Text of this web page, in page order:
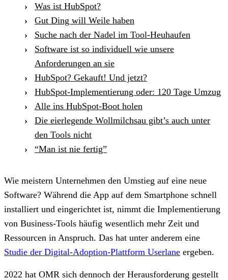
Was ist HubSpot?
Gut Ding will Weile haben
Suche nach der Nadel im Tool-Heuhaufen
Software ist so individuell wie unsere
Anforderungen an sie
HubSpot? Gekauft! Und jetzt?
HubSpot-Implementierung oder: 120 Tage Umzug
Alle ins HubSpot-Boot holen
Die eierlegende Wollmilchsau gibt’s auch unter
den Tools nicht
“Man ist nie fertig”
Wie meistern Unternehmen den Umstieg auf eine neue
Software? Während die App auf dem Smartphone schnell
installiert und eingerichtet ist, nimmt die Implementierung
von Business-Tools häufig wesentlich mehr Zeit und
Ressourcen in Anspruch. Das hat unter anderem eine
Studie der Digital-Adoption-Plattform Userlane ergeben.
2022 hat OMR sich dennoch der Herausforderung gestellt